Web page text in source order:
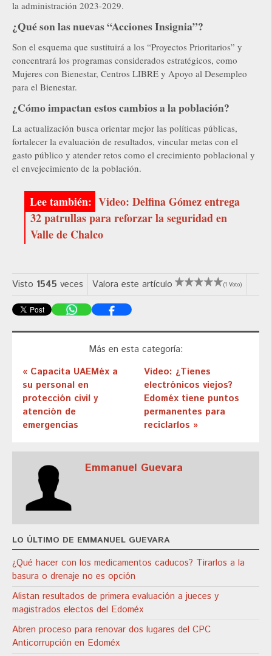
la administración 2023-2029.
¿Qué son las nuevas “Acciones Insignia”?
Son el esquema que sustituirá a los “Proyectos Prioritarios” y
concentrará los programas considerados estratégicos, como
Mujeres con Bienestar, Centros LIBRE y Apoyo al Desempleo
para el Bienestar.
¿Cómo impactan estos cambios a la población?
La actualización busca orientar mejor las políticas públicas,
fortalecer la evaluación de resultados, vincular metas con el
gasto público y atender retos como el crecimiento poblacional y
el envejecimiento de la población.
Video: Delfina Gómez entrega
32 patrullas para reforzar la seguridad en
Valle de Chalco
Visto 1545 veces Valora este artículo (1 Voto)
Más en esta categoría:
« Capacita UAEMéx a
su personal en
protección civil y
atención de
emergencias
Video: ¿Tienes
electrónicos viejos?
Edoméx tiene puntos
permanentes para
reciclarlos »
Emmanuel Guevara
LO ÚLTIMO DE EMMANUEL GUEVARA
¿Qué hacer con los medicamentos caducos? Tirarlos a la
basura o drenaje no es opción
Alistan resultados de primera evaluación a jueces y
magistrados electos del Edoméx
Abren proceso para renovar dos lugares del CPC
Anticorrupción en Edoméx